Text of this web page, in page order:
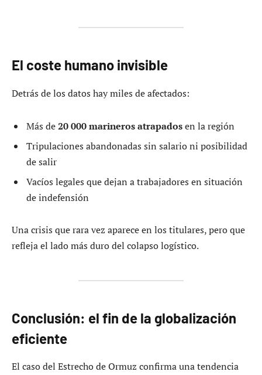
El coste humano invisible
Detrás de los datos hay miles de afectados:
Más de20 000 marineros atrapadosen la región
Tripulaciones abandonadas sin salario ni posibilidad
de salir
Vacíos legales que dejan a trabajadores en situación
de indefensión
Una crisis que rara vez aparece en los titulares, pero que
refleja el lado más duro del colapso logístico.
Conclusión: el fin de la globalización
eficiente
El caso del Estrecho de Ormuz confirma una tendencia